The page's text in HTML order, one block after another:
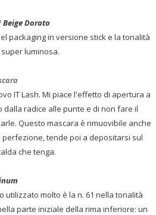
Dorato
packaging in versione stick e la tonalità
luminosa.
IT Lash. Mi piace l'effetto di apertura a
dalla radice alle punte e di non fare il
Questo mascara è rimuovibile anche
tende poi a depositarsi sul
che tenga.
utilizzato molto è la n. 61 nella tonalità
parte iniziale della rima inferiore: un